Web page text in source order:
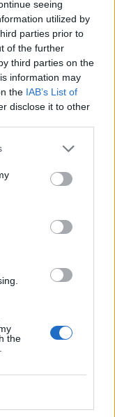
seeing
utilized by
parties prior to
of the further
third parties on the
information may
the IAB’s List of
disclose it to other
the
η